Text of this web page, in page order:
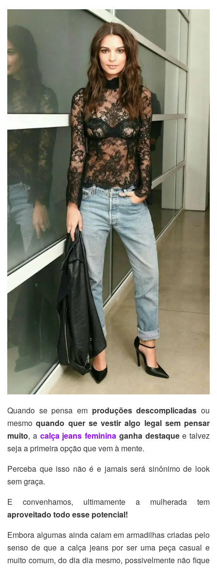
Quando se pensa em produções descomplicadas ou
mesmo quando quer se vestir algo legal sem pensar
muito, a calça jeans feminina ganha destaquee talvez
seja a primeira opção que vem à mente.
Perceba que isso não é e jamais será sinônimo de look
sem graça.
E convenhamos, ultimamente a mulherada tem
aproveitado todo esse potencial!
Embora algumas ainda caiam em armadilhas criadas pelo
senso de que a calça jeans por ser uma peça casual e
muito comum, do dia dia mesmo, possivelmente não fique